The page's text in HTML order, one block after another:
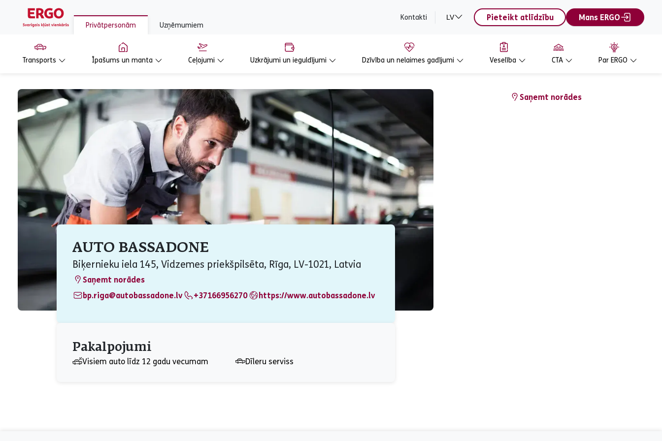
Privātpersonām Uzņēmumiem
Kontakti LV Pieteikt atlīdzību Mans ERGO
Transports Īpašums un manta Ceļojumi Uzkrājumi un ieguldījumi Dzīvība un nelaimes gadījumi Veselība CTA Par ERGO
AUTO BASSADONE
Biķernieku iela 145, Vidzemes priekšpilsēta, Rīga, LV-1021, Latvia
Saņemt norādes
bp.riga@autobassadone.lv
+37166956270 https://www.autobassadone.lv
Pakalpojumi
Visiem auto līdz 12 gadu vecumam Dīleru serviss
Saņemt norādes